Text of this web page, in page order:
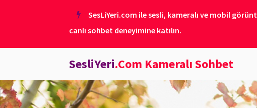
SesLiYeri.com ile sesli, kameralı ve mobil
canlı sohbet deneyimine katılın.
SesliYeri.Com Kameralı Sohbet